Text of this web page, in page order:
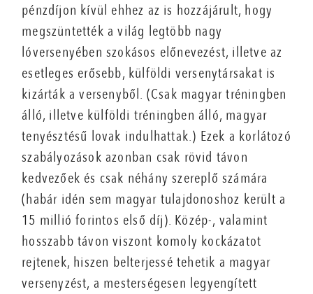
pénzdíjon kívül ehhez az is hozzájárult, hogy
megszüntették a világ legtöbb nagy
lóversenyében szokásos előnevezést, illetve az
esetleges erősebb, külföldi versenytársakat is
kizárták a versenyből. (Csak magyar tréningben
álló, illetve külföldi tréningben álló, magyar
tenyésztésű lovak indulhattak.) Ezek a korlátozó
szabályozások azonban csak rövid távon
kedvezőek és csak néhány szereplő számára
(habár idén sem magyar tulajdonoshoz került a
15 millió forintos első díj). Közép-, valamint
hosszabb távon viszont komoly kockázatot
rejtenek, hiszen belterjessé tehetik a magyar
versenyzést, a mesterségesen legyengített